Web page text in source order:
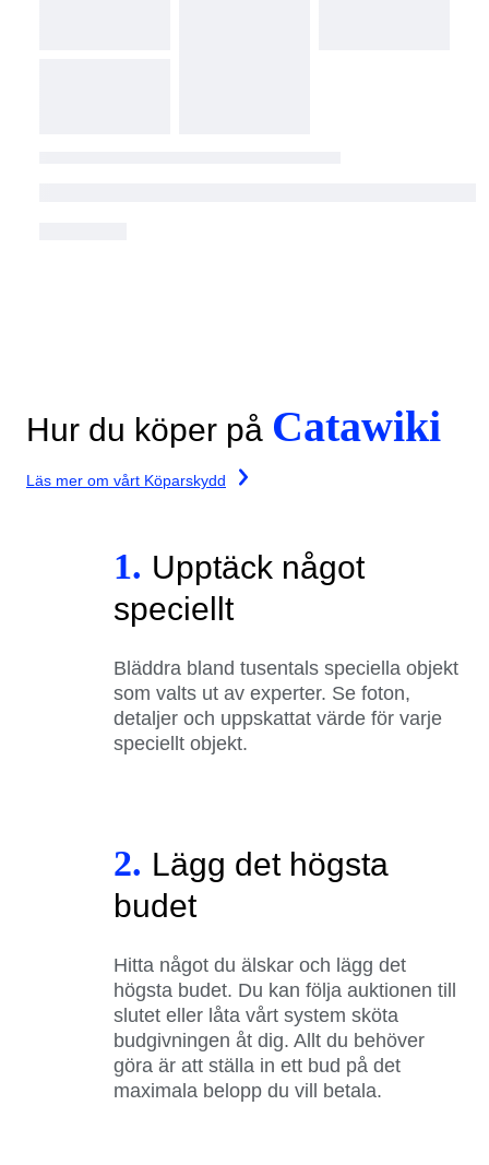
Hur du köper på Catawiki
Läs mer om vårt Köparskydd
1. Upptäck något
speciellt
Bläddra bland tusentals speciella objekt
som valts ut av experter. Se foton,
detaljer och uppskattat värde för varje
speciellt objekt.
2. Lägg det högsta
budet
Hitta något du älskar och lägg det
högsta budet. Du kan följa auktionen till
slutet eller låta vårt system sköta
budgivningen åt dig. Allt du behöver
göra är att ställa in ett bud på det
maximala belopp du vill betala.